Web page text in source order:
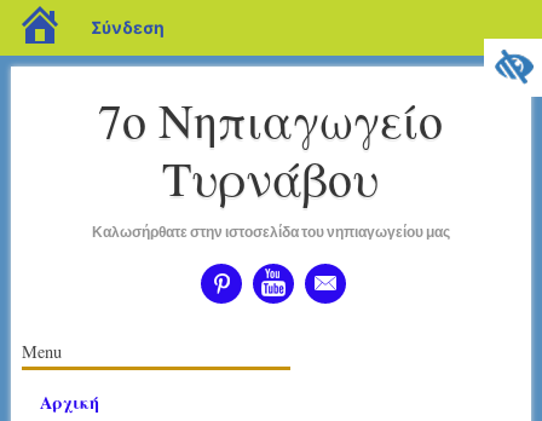
blogs.sch.gr
Σύνδεση
7ο Νηπιαγωγείο
Τυρνάβου
Καλωσήρθατε στην ιστοσελίδα του νηπιαγωγείου μας
διεύθυνση
Κύριο μενού
Μετάβαση
περιεχόμενο
Menu
Αρχική